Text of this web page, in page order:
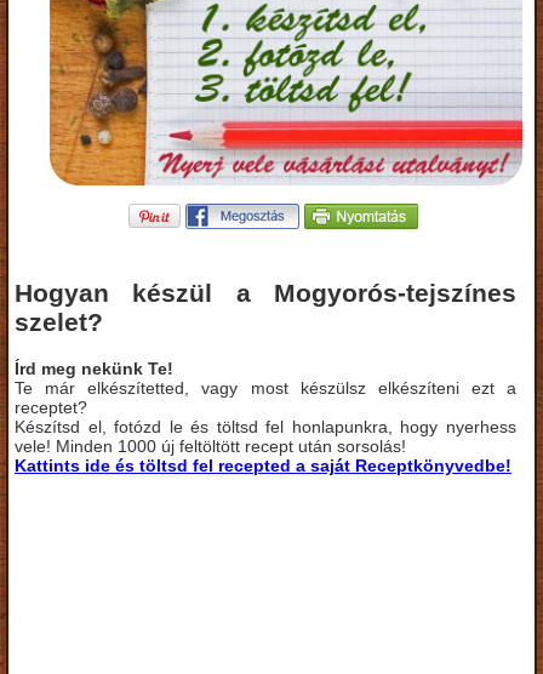
Hogyan készül a Mogyorós-tejszínes
szelet?
Írd meg nekünk Te!
Te már elkészítetted, vagy most készülsz elkészíteni ezt a
receptet?
Készítsd el, fotózd le és töltsd fel honlapunkra, hogy nyerhess
vele! Minden 1000 új feltöltött recept után sorsolás!
Kattints ide és töltsd fel recepted a saját Receptkönyvedbe!